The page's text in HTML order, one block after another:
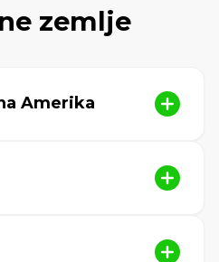
zemlje
Amerika